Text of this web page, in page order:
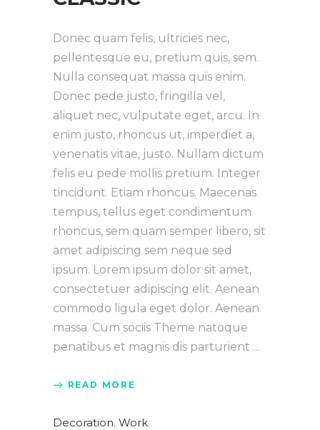
Donec quam felis, ultricies nec,
pellentesque eu, pretium quis, sem.
Nulla consequat massa quis enim.
Donec pede justo, fringilla vel,
aliquet nec, vulputate eget, arcu. In
enim justo, rhoncus ut, imperdiet a,
venenatis vitae, justo. Nullam dictum
felis eu pede mollis pretium. Integer
tincidunt. Etiam rhoncus. Maecenas
tempus, tellus eget condimentum
rhoncus, sem quam semper libero, sit
amet adipiscing sem neque sed
ipsum. Lorem ipsum dolor sit amet,
consectetuer adipiscing elit. Aenean
commodo ligula eget dolor. Aenean
massa. Cum sociis Theme natoque
penatibus et magnis dis parturient
READ MORE
Decoration, Work